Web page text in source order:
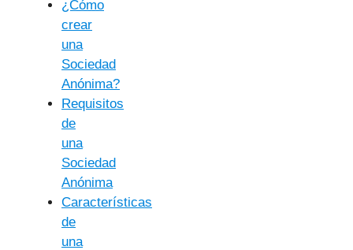
¿Cómo
crear
una
Sociedad
Anónima?
Requisitos
de
una
Sociedad
Anónima
Características
de
una